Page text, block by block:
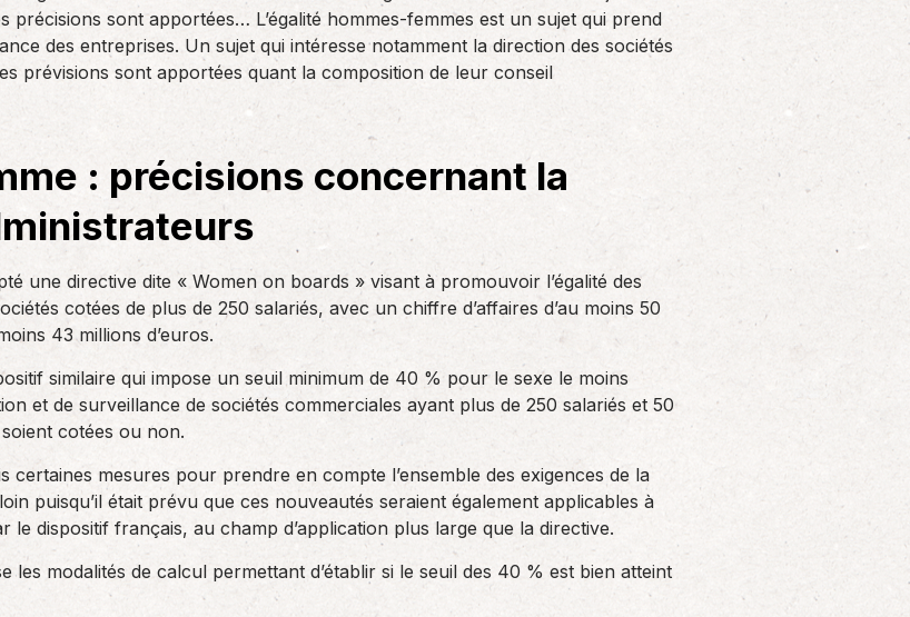
AS Entreprises vous…
des réglementations qui…
Solutions informatiques
Notre volonté de renforcer l’autonomie
de nos adhérents dans la tenue de leur
précisions sont apportées… L’égalité hommes-femmes est un sujet qui prend
des entreprises. Un sujet qui intéresse notamment la direction des sociétés
prévisions sont apportées quant la composition de leur conseil
: précisions concernant la
une directive dite « Women on boards » visant à promouvoir l’égalité des
cotées de plus de 250 salariés, avec un chiffre d’affaires d’au moins 50
43 millions d’euros.
similaire qui impose un seuil minimum de 40 % pour le sexe le moins
et de surveillance de sociétés commerciales ayant plus de 250 salariés et 50
cotées ou non.
certaines mesures pour prendre en compte l’ensemble des exigences de la
puisqu’il était prévu que ces nouveautés seraient également applicables à
le dispositif français, au champ d’application plus large que la directive.
les modalités de calcul permettant d’établir si le seuil des 40 % est bien atteint